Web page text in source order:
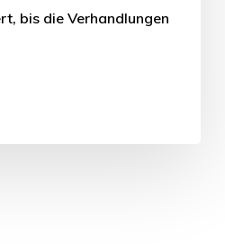
bis die Verhandlungen